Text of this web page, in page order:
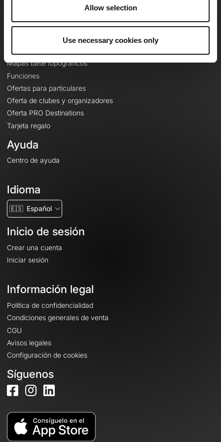
Allow selection
Use necessary cookies only
Le Mag'
Mapas base topográficos
Funciones
Ofertas para particulares
Oferta de clubes y organizadores
Oferta PRO Destinations
Tarjeta regalo
Ayuda
Centro de ayuda
Idioma
🇪🇸 Español
Inicio de sesión
Crear una cuenta
Iniciar sesión
Información legal
Política de confidencialidad
Condiciones generales de venta
CGU
Avisos legales
Configuración de cookies
Síguenos